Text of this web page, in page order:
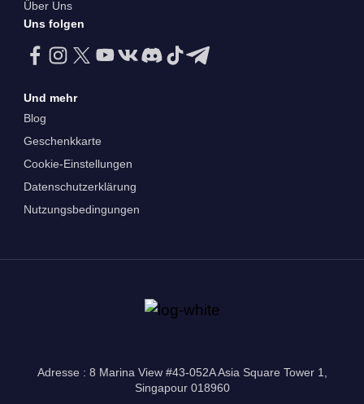
Über Uns
Uns folgen
Und mehr
Blog
Geschenkkarte
Cookie-Einstellungen
Datenschutzerklärung
Nutzungsbedingungen
Adresse : 8 Marina View #43-052A Asia Square Tower 1,
Singapour 018960